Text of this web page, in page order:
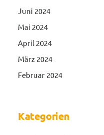
Juni 2024
Mai 2024
April 2024
März 2024
Februar 2024
Kategorien